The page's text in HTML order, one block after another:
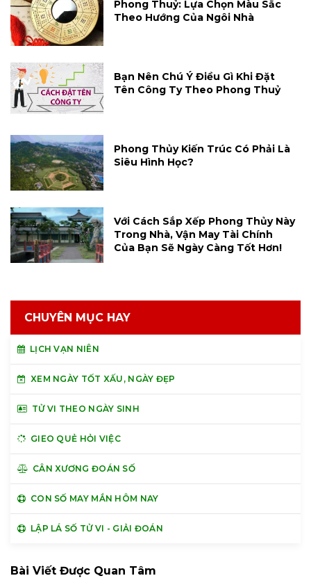
Phong Thuỷ: Lựa Chọn Màu Sắc
Theo Hướng Của Ngôi Nhà
Bạn Nên Chú Ý Điều Gì Khi Đặt
Tên Công Ty Theo Phong Thuỷ
Phong Thủy Kiến Trúc Có Phải Là
Siêu Hình Học?
Với Cách Sắp Xếp Phong Thủy Này
Trong Nhà, Vận May Tài Chính
Của Bạn Sẽ Ngày Càng Tốt Hơn!
CHUYÊN MỤC HAY
LỊCH VẠN NIÊN
XEM NGÀY TỐT XẤU, NGÀY ĐẸP
TỬ VI THEO NGÀY SINH
GIEO QUẺ HỎI VIỆC
CÂN XƯƠNG ĐOÁN SỐ
CON SỐ MAY MẮN HÔM NAY
LẬP LÁ SỐ TỬ VI - GIẢI ĐOÁN
Bài Viết Được Quan Tâm